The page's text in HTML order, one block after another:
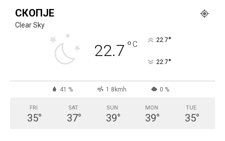
СКОПЈЕ
Clear Sky
22.7 °C 22.7°
22.7°
41 % 1.8kmh 0 %
FRI
35°
SAT
37°
SUN
39°
MON
39°
TUE
35°